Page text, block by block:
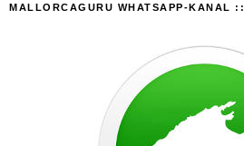
MALLORCAGURU WHATSAPP-KANAL ::